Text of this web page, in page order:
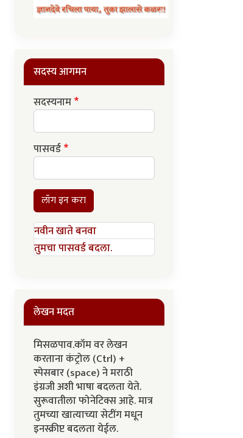
सदस्य आगमन
सदस्यनाम
पासवर्ड
लॉग इन करा
नवीन खाते बनवा
तुमचा पासवर्ड बदला.
लेखन मदत
मिसळपाव.कॉम वर लेखन
करताना कंट्रोल (Ctrl) +
स्पेसबार (space) ने मराठी
इंग्रजी अशी भाषा बदलता येते.
सुरूवातीला फोनेटिक्स आहे. मात्र
तुमच्या खात्याच्या सेटींग मधून
इनस्क्रीप्ट बदलता येईल.